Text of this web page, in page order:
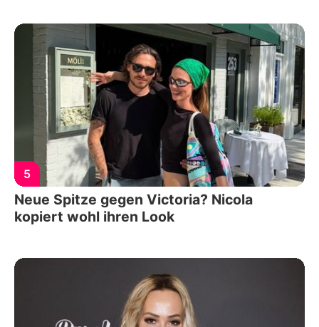
5
Neue Spitze gegen Victoria? Nicola
kopiert wohl ihren Look